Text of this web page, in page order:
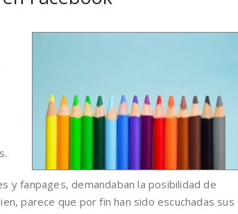
y fanpages, demandaban la posibilidad de
parece que por fin han sido escuchadas sus